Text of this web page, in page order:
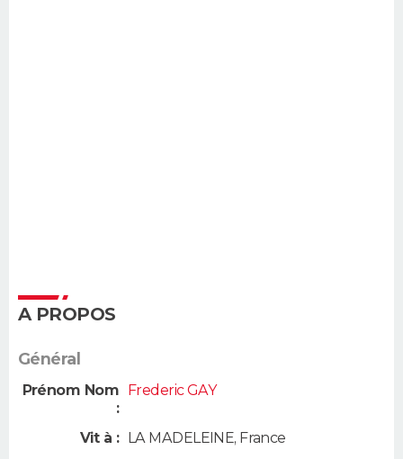
A PROPOS
Général
Prénom Nom
:
Frederic GAY
Vit à : LA MADELEINE, France